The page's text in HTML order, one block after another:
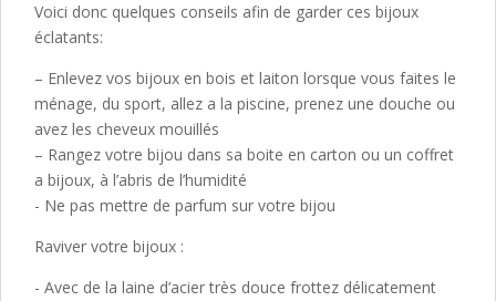
Voici donc quelques conseils afin de garder ces bijoux
éclatants:
– Enlevez vos bijoux en bois et laiton lorsque vous faites le
ménage, du sport, allez a la piscine, prenez une douche ou
avez les cheveux mouillés
– Rangez votre bijou dans sa boite en carton ou un coffret
a bijoux, à l’abris de l’humidité
- Ne pas mettre de parfum sur votre bijou
Raviver votre bijoux :
- Avec de la laine d’acier très douce frottez délicatement